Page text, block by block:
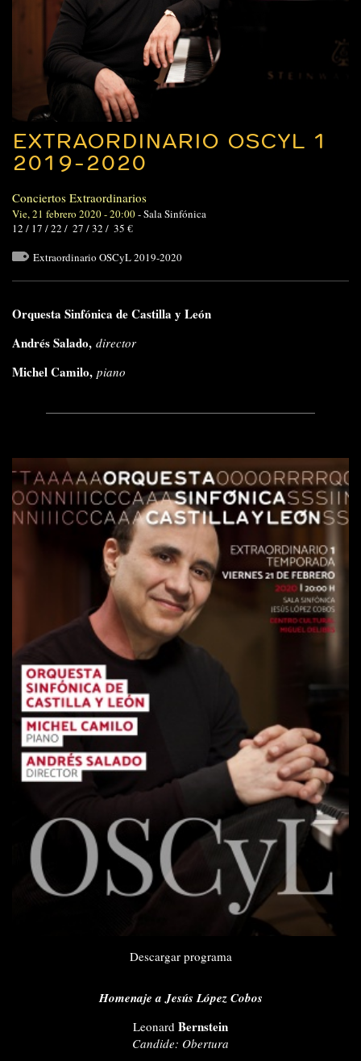
EXTRAORDINARIO OSCYL 1
2019-2020
Conciertos Extraordinarios
Vie, 21 febrero 2020 - 20:00-Sala Sinfónica
12 / 17 / 22 / 27 / 32 / 35 €
Extraordinario OSCyL 2019-2020
Orquesta Sinfónica de Castilla y León
Andrés Salado, director
Michel Camilo, piano
Descargar programa
Homenaje a Jesús López Cobos
Leonard Bernstein
Candide: Obertura